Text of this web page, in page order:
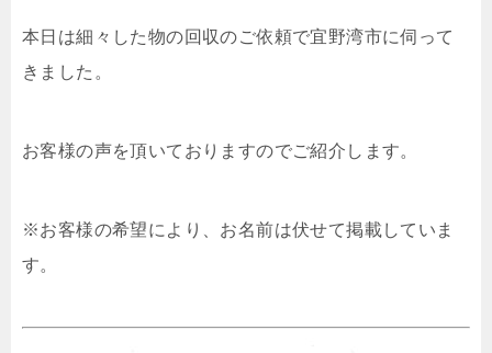
本日は細々した物の回収のご依頼で宜野湾市に伺って
きました。
お客様の声を頂いておりますのでご紹介します。
※お客様の希望により、お名前は伏せて掲載していま
す。